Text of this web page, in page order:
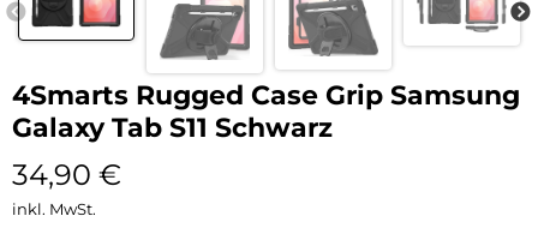
4Smarts Rugged Case Grip Samsung
Galaxy Tab S11 Schwarz
34,90 €
inkl. MwSt.